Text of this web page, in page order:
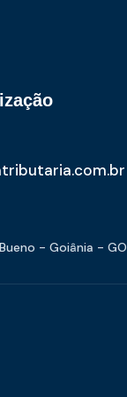
- Goiânia - GO